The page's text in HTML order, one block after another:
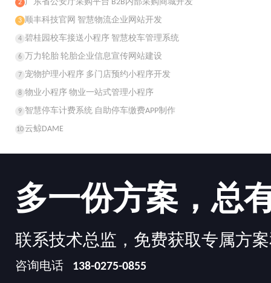
2 广东省公安厅采购平台 B2B内部采购商城开发
3 顺丰科技官网 智慧物流企业网站开发
4 碧桂园校车接送小程序 智慧校车管理系统
6 万力轮胎 轮胎企业信息宣传网站建设
7 宠物护理小程序 多门店预约小程序开发
8 物业小程序 物业一站式管理小程序
9 智慧停车计费系统 自助停车缴费APP制作
10 云鲸DAME
多一份方案，总
联系技术总监，免费获取专属方
咨询电话 138-0275-0855